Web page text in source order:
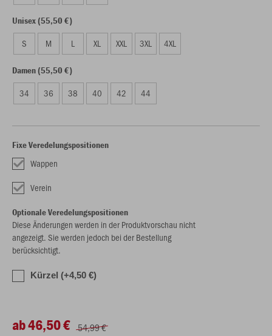
Unisex (55,50 €)
S M L XL XXL 3XL 4XL
Damen (55,50 €)
34 36 38 40 42 44
Fixe Veredelungspositionen
Wappen
Verein
Optionale Veredelungspositionen
Diese Änderungen werden in der Produktvorschau nicht
angezeigt. Sie werden jedoch bei der Bestellung
berücksichtigt.
Kürzel (+4,50 €)
ab 46,50 € 54,99 €